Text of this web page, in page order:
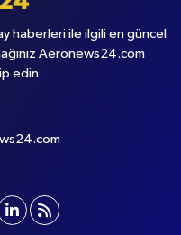
haberleri ile ilgili en güncel
Aeronews24.com
edin.